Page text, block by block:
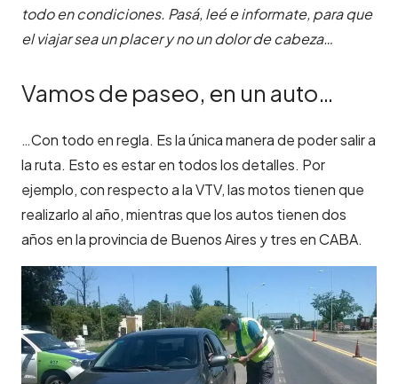
todo en condiciones. Pasá, leé e informate, para que
el viajar sea un placer y no un dolor de cabeza…
Vamos de paseo, en un auto…
…Con todo en regla. Es la única manera de poder salir a
la ruta. Esto es estar en todos los detalles. Por
ejemplo, con respecto a la VTV, las motos tienen que
realizarlo al año, mientras que los autos tienen dos
años en la provincia de Buenos Aires y tres en CABA.